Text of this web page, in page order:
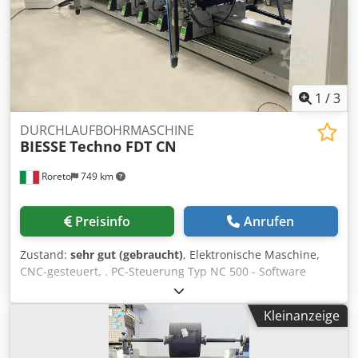
1 /3
Roreto 749 km
DURCHLAUFBOHRMASCHINE
BIESSE Techno FDT CN
Preisinfo Anrufen
Zustand: sehr gut (gebraucht), Elektronische Maschine,
CNC-gesteuert, . PC-Steuerung Typ NC 500 - Software
Tooling System Nr. 2 Durchlauf motorisierte conveyoring
Bänder - Vorschubgeschwindigkeit (m/min) 35 - 75 ca. Max.
Arbeitbreite (mm) 3200 - Min. arbeitbreite (mm) 215
Chsdpfxeyyw S Ro Acfoa Nr. 2 Horizontalen Bohrsupporten
Kleinanzeige